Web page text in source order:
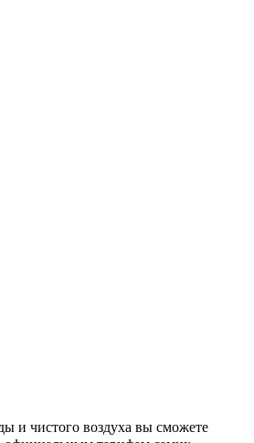
и чистого воздуха вы сможете